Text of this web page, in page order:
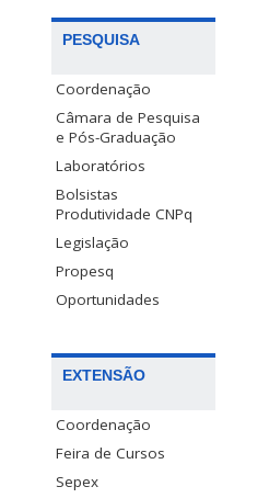
PESQUISA
Coordenação
Câmara de Pesquisa
e Pós-Graduação
Laboratórios
Bolsistas
Produtividade CNPq
Legislação
Propesq
Oportunidades
EXTENSÃO
Coordenação
Feira de Cursos
Sepex